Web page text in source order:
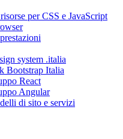
per CSS e JavaScript
system .italia
Bootstrap Italia
React
Angular
di sito e servizi